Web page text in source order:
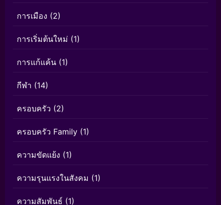
การเมือง (2)
การเริ่มต้นใหม่ (1)
การแก้แค้น (1)
กีฬา (14)
ครอบครัว (2)
ครอบครัว Family (1)
ความขัดแย้ง (1)
ความรุนแรงในสังคม (1)
ความสัมพันธ์ (1)